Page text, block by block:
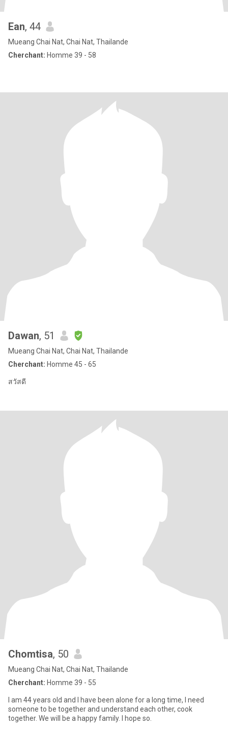
Ean, 44
Mueang Chai Nat, Chai Nat, Thailande
Cherchant: Homme 39 - 58
Dawan, 51
Mueang Chai Nat, Chai Nat, Thailande
Cherchant: Homme 45 - 65
สวัสดี
Chomtisa, 50
Mueang Chai Nat, Chai Nat, Thailande
Cherchant: Homme 39 - 55
I am 44 years old and I have been alone for a long time, I need
someone to be together and understand each other, cook
together. We will be a happy family. I hope so.